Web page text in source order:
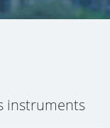
instruments